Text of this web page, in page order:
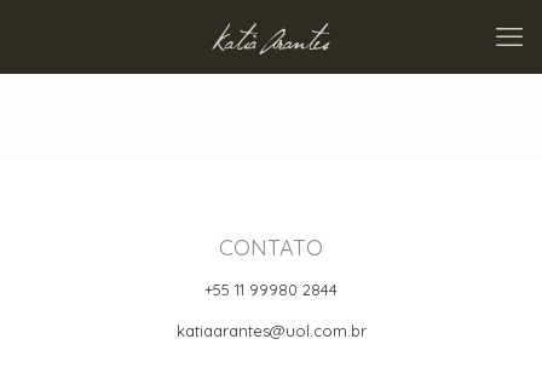
CONTATO
+55 11 99980 2844
katiaarantes@uol.com.br